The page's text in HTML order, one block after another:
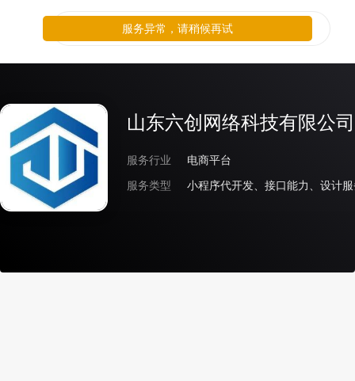
山东六创网络科技有限公司
服务行业
电商平台
服务类型
小程序代开发、接口能力、设计
服务异常，请稍候再试
服务异常，请稍候再试